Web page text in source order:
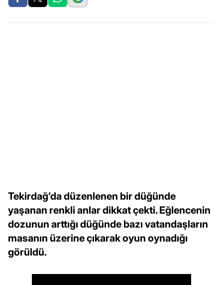
Tekirdağ’da düzenlenen bir düğünde
yaşanan renkli anlar dikkat çekti. Eğlencenin
dozunun arttığı düğünde bazı vatandaşların
masanın üzerine çıkarak oyun oynadığı
görüldü.